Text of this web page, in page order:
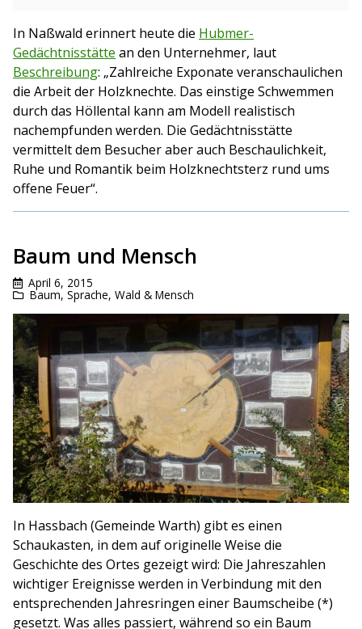
In Naßwald erinnert heute die Hubmer-
Gedächtnisstätte an den Unternehmer, laut
Beschreibung: „Zahlreiche Exponate veranschaulichen
die Arbeit der Holzknechte. Das einstige Schwemmen
durch das Höllental kann am Modell realistisch
nachempfunden werden. Die Gedächtnisstätte
vermittelt dem Besucher aber auch Beschaulichkeit,
Ruhe und Romantik beim Holzknechtsterz rund ums
offene Feuer“.
Baum und Mensch
April 6, 2015
Baum, Sprache, Wald & Mensch
In Hassbach (Gemeinde Warth) gibt es einen
Schaukasten, in dem auf originelle Weise die
Geschichte des Ortes gezeigt wird: Die Jahreszahlen
wichtiger Ereignisse werden in Verbindung mit den
entsprechenden Jahresringen einer Baumscheibe (*)
gesetzt. Was alles passiert, während so ein Baum